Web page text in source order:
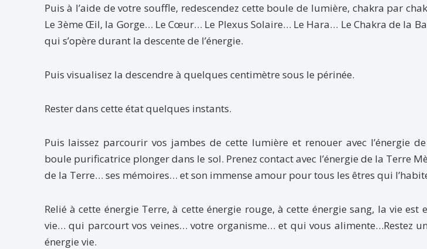
Puis à l’aide de votre souffle, redescendez cette boule de lumière, chakra par
Le 3ème Œil, la Gorge… Le Cœur… Le Plexus Solaire… Le Hara… Le Chakra de la
qui s’opère durant la descente de l’énergie.
Puis visualisez la descendre à quelques centimètre sous le périnée.
Rester dans cette état quelques instants.
Puis laissez parcourir vos jambes de cette lumière et renouer avec l’énergie
boule purificatrice plonger dans le sol. Prenez contact avec l’énergie de la Terre
de la Terre… ses mémoires… et son immense amour pour tous les êtres qui
Relié à cette énergie Terre, à cette énergie rouge, à cette énergie sang, la vie est
vie… qui parcourt vos veines… votre organisme… et qui vous alimente…Restez
énergie vie.